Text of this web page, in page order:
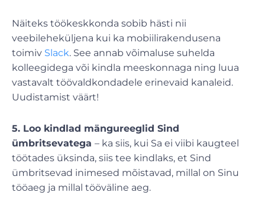
Näiteks töökeskkonda sobib hästi nii
veebileheküljena kui ka mobiilirakendusena
toimiv Slack. See annab võimaluse suhelda
kolleegidega või kindla meeskonnaga ning luua
vastavalt töövaldkondadele erinevaid kanaleid.
Uudistamist väärt!
5. Loo kindlad mängureeglid Sind
ümbritsevatega – ka siis, kui Sa ei viibi kaugteel
töötades üksinda, siis tee kindlaks, et Sind
ümbritsevad inimesed mõistavad, millal on Sinu
tööaeg ja millal tööväline aeg.